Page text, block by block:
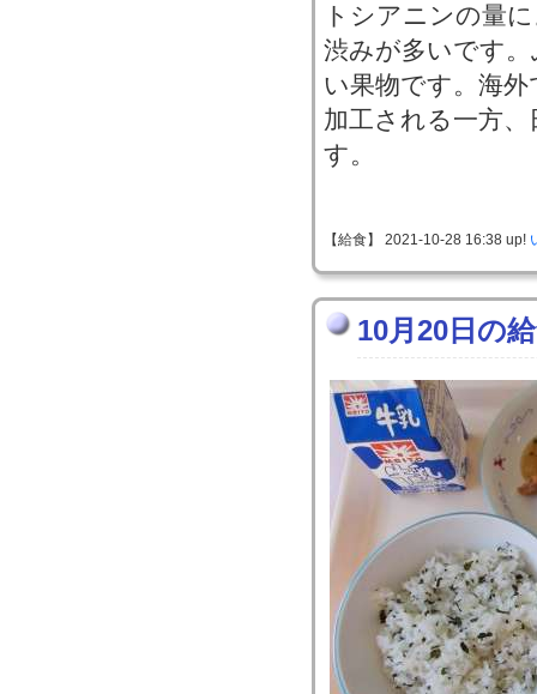
トシアニンの量
渋みが多いです
い果物です。海
加工される一方
す。
【給食】 2021-10-28 16:38 up!
10月20日の